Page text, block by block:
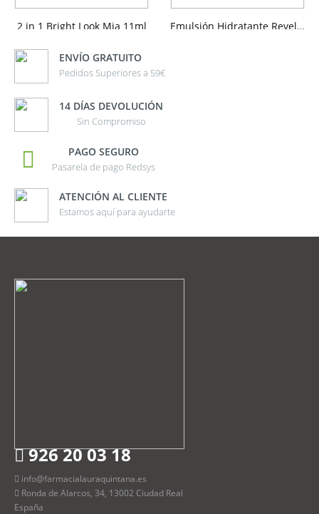
2 in 1 Bright Look Mia 11ml
0out of 5
15,00 13,95€ IVA inc.
Emulsión Hidratante Reveladora de belleza Aquabella® 50ml
ENVÍO GRATUITO
Pedidos Superiores a 59€
14 DÍAS DEVOLUCIÓN
Sin Compromiso
PAGO SEGURO
Pasarela de pago Redsys
ATENCIÓN AL CLIENTE
Estamos aquí para ayudarte
926 20 03 18
info@farmacialauraquintana.es
Ronda de Alarcos, 34, 13002 Ciudad Real
España